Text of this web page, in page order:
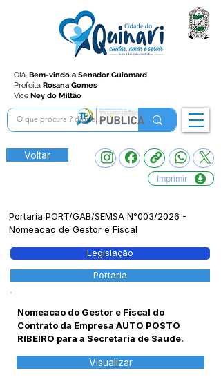
Olá, Bem-vindo a Senador Guiomard!
Prefeita Rosana Gomes
Vice Ney do Miltão
Voltar
Imprimir
Portaria PORT/GAB/SEMSA N°003/2026 -
Nomeacao de Gestor e Fiscal
Legislação
Portaria
Nomeacao do Gestor e Fiscal do
Contrato da Empresa AUTO POSTO
RIBEIRO para a Secretaria de Saude.
Visualizar